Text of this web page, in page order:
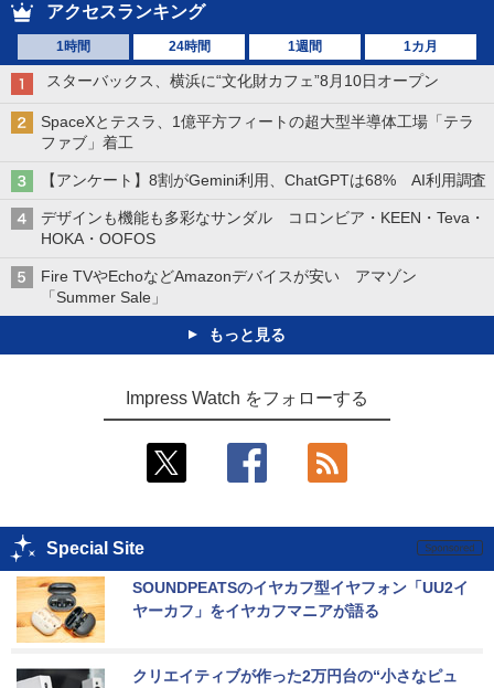
アクセスランキング
1時間 24時間 1週間 1カ月
スターバックス、横浜に“文化財カフェ”8月10日オープン
SpaceXとテスラ、1億平方フィートの超大型半導体工場「テラ
ファブ」着工
【アンケート】8割がGemini利用、ChatGPTは68% AI利用調査
デザインも機能も多彩なサンダル コロンビア・KEEN・Teva・
HOKA・OOFOS
Fire TVやEchoなどAmazonデバイスが安い アマゾン
「Summer Sale」
もっと見る
Impress Watch をフォローする
Special Site
SOUNDPEATSのイヤカフ型イヤフォン「UU2イ
ヤーカフ」をイヤカフマニアが語る
クリエイティブが作った2万円台の“小さなピュ